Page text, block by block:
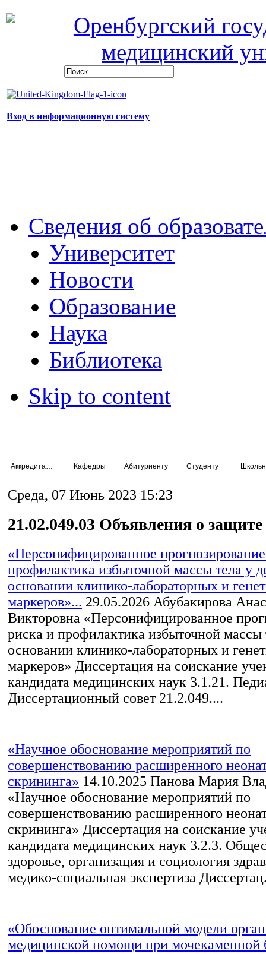
Оренбургский
медицинский
Вход в информационную систему
Сведения об
Университет
Новости
Образование
Наука
Библиотека
Skip to content
Кафедры Абитуриенту Студенту
Среда, 07 Июнь 2023 15:23
21.02.049.03 Объявления о
«Персонифицированное
профилактика избыточной массы тела у
основании клинико-лабораторных и
маркеров»... 29.05.2026 Абубакирова
Викторовна «Персонифицированное
риска и профилактика избыточной массы
основании клинико-лабораторных и
маркеров» Диссертация на соискание
кандидата медицинских наук 3.1.21.
Диссертационный совет 21.2.049....
«Научное обоснование мероприятий по
совершенствованию расширенного
скрининга» 14.10.2025 Панова Мария
«Научное обоснование мероприятий по
совершенствованию расширенного
скрининга» Диссертация на соискание
кандидата медицинских наук 3.2.3.
здоровье, организация и социология
медико-социальная экспертиза
«Обоснование оптимальной модели
медицинской помощи при мочекаменной